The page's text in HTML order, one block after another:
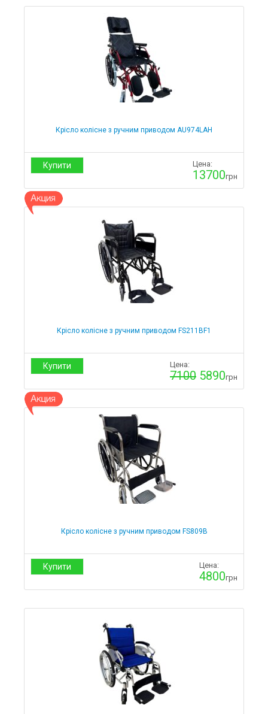
Крісло колісне з ручним приводом AU974LAH
Купити Цена:
13700грн
Крісло колісне з ручним приводом FS211BF1
Купити Цена:
7100 5890грн
Крісло колісне з ручним приводом FS809B
Купити Цена:
4800грн